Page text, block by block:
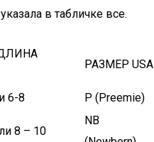
в табличке все.
РАЗМЕР USA
6-8 P (Preemie)
8 – 10
NB